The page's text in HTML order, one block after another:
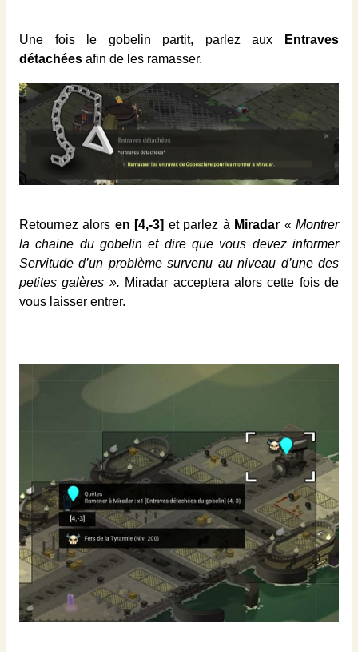
Une fois le gobelin partit, parlez aux
Entraves
détachées afin de les ramasser.
Retournez alors en [4,-3] et parlez à Miradar « Montrer
la chaine du gobelin et dire que vous devez informer
Servitude d’un problème survenu au niveau d’une des
petites galères ». Miradar acceptera alors cette fois de
vous laisser entrer.